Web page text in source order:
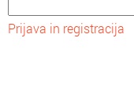
Prijava in registracija